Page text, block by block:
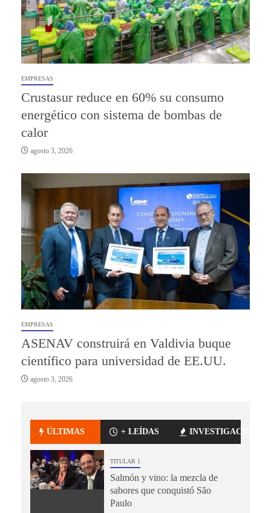
EMPRESAS
Crustasur reduce en 60% su consumo
energético con sistema de bombas de
calor
agosto 3, 2026
EMPRESAS
ASENAV construirá en Valdivia buque
científico para universidad de EE.UU.
agosto 3, 2026
ÚLTIMAS + LEÍDAS INVESTIGACIÓN
TITULAR 1
Salmón y vino: la mezcla de
sabores que conquistó São
Paulo